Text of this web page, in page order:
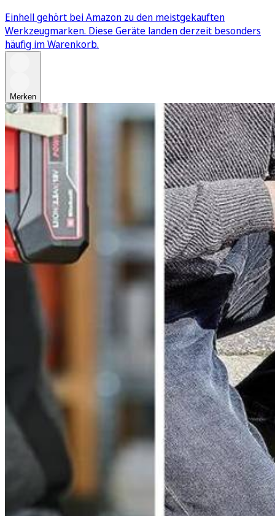
Einhell gehört bei Amazon zu den meistgekauften
Werkzeugmarken. Diese Geräte landen derzeit besonders
häufig im Warenkorb.
Merken